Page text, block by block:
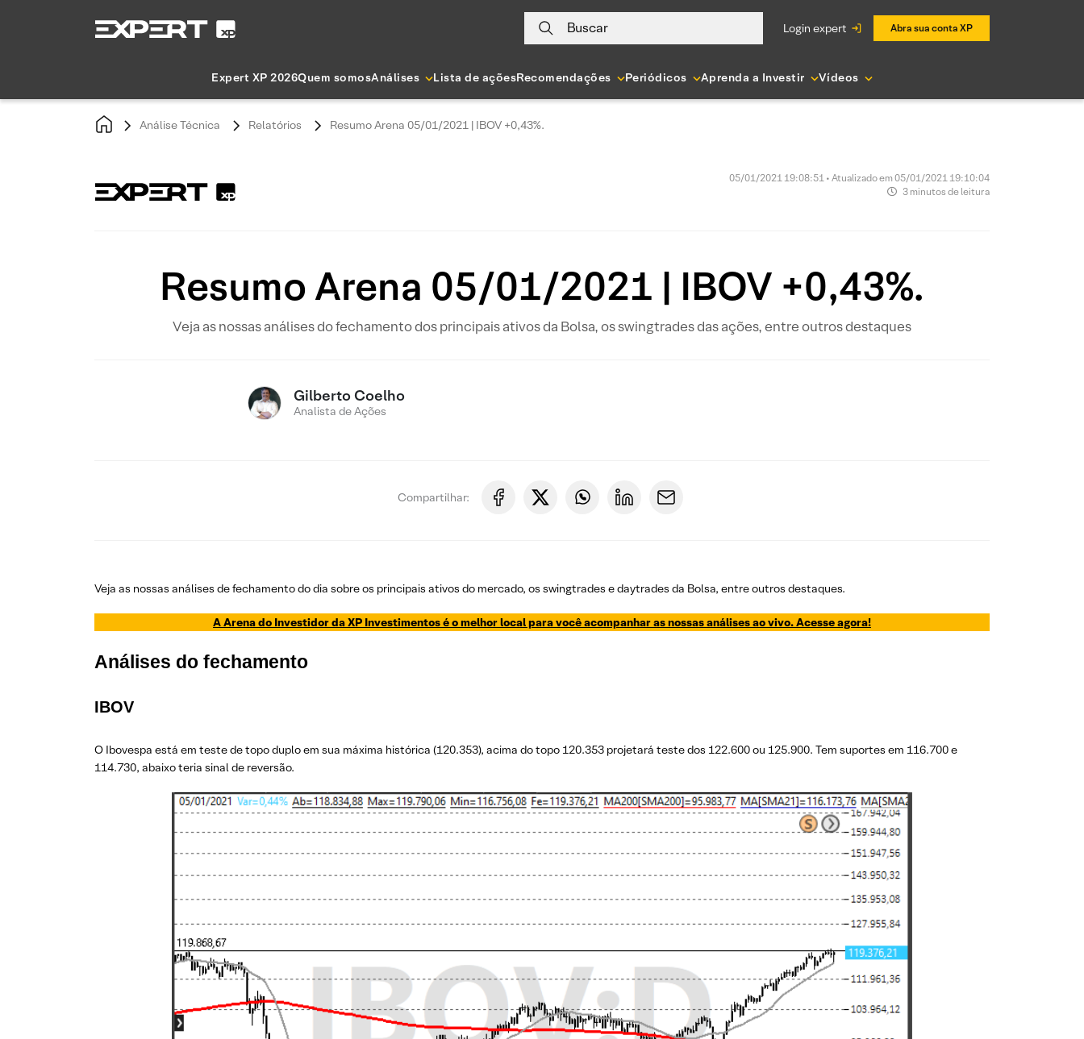
Buscar login expert Abra sua conta XP
Expert XP 2026Quem somosAnálises Lista de açõesRecomendações Periódicos Aprenda a Investir Vídeos
Análise Técnica Relatórios Resumo Arena 05/01/2021 | IBOV +0,43%.
05/01/2021 19:08:51 • Atualizado em 05/01/2021 19:10:04
3 minutos de leitura
Resumo Arena 05/01/2021 | IBOV +0,43%.
Veja as nossas análises do fechamento dos principais ativos da Bolsa, os swingtrades das ações, entre outros destaques
Gilberto Coelho
Analista de Ações
Compartilhar:
Veja as nossas análises de fechamento do dia sobre os principais ativos do mercado, os swingtrades e daytrades da Bolsa, entre outros destaques.
A Arena do Investidor da XP Investimentos é o melhor local para você acompanhar as nossas análises ao vivo. Acesse agora!
Análises do fechamento
IBOV
O Ibovespa está em teste de topo duplo em sua máxima histórica (120.353), acima do topo 120.353 projetará teste dos 122.600 ou 125.900. Tem suportes em 116.700 e
114.730, abaixo teria sinal de reversão.